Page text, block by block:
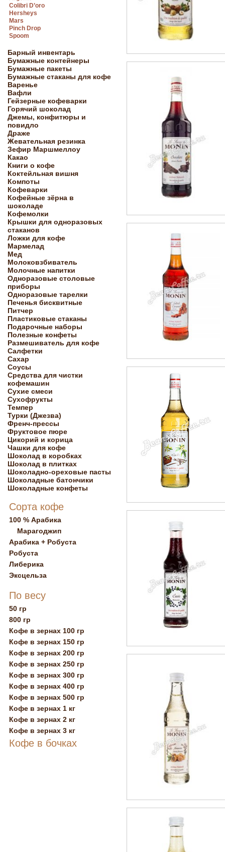
Colibri D’oro
Hersheys
Mars
Pinch Drop
Spoom
Барный инвентарь
Бумажные контейнеры
Бумажные пакеты
Бумажные стаканы для кофе
Варенье
Вафли
Гейзерные кофеварки
Горячий шоколад
Джемы, конфитюры и
повидло
Драже
Жевательная резинка
Зефир Маршмеллоу
Какао
Книги о кофе
Коктейльная вишня
Компоты
Кофеварки
Кофейные зёрна в
шоколаде
Кофемолки
Крышки для одноразовых
стаканов
Ложки для кофе
Мармелад
Мед
Молоковзбиватель
Молочные напитки
Одноразовые столовые
приборы
Одноразовые тарелки
Печенья бисквитные
Питчер
Пластиковые стаканы
Подарочные наборы
Полезные конфеты
Размешиватель для кофе
Салфетки
Сахар
Соусы
Средства для чистки
кофемашин
Сухие смеси
Сухофрукты
Темпер
Турки (Джезва)
Френч-прессы
Фруктовое пюре
Цикорий и корица
Чашки для кофе
Шоколад в коробках
Шоколад в плитках
Шоколадно-ореховые пасты
Шоколадные батончики
Шоколадные конфеты
Сорта кофе
100 % Арабика
Марагоджип
Арабика + Робуста
Робуста
Либерика
Эксцельза
По весу
50 гр
800 гр
Кофе в зернах 100 гр
Кофе в зернах 150 гр
Кофе в зернах 200 гр
Кофе в зернах 250 гр
Кофе в зернах 300 гр
Кофе в зернах 400 гр
Кофе в зернах 500 гр
Кофе в зернах 1 кг
Кофе в зернах 2 кг
Кофе в зернах 3 кг
Кофе в бочках